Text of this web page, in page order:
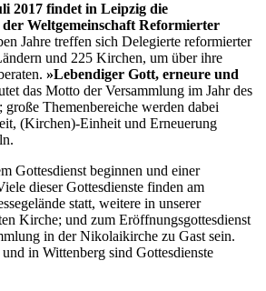
2017 findet in Leipzig die
Weltgemeinschaft Reformierter
Jahre treffen sich Delegierte reformierter
und 225 Kirchen, um über ihre
»Lebendiger Gott, erneure und
das Motto der Versammlung im Jahr des
Themenbereiche werden dabei
(Kirchen)-Einheit und Erneuerung
Gottesdienst beginnen und einer
dieser Gottesdienste finden am
statt, weitere in unserer
Kirche; und zum Eröffnungsgottesdienst
in der Nikolaikirche zu Gast sein.
in Wittenberg sind Gottesdienste